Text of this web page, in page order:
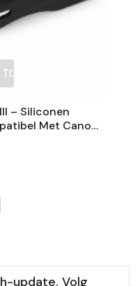
TOEVOEGEN AAN
– Siliconen
Met Canon
update. Volg